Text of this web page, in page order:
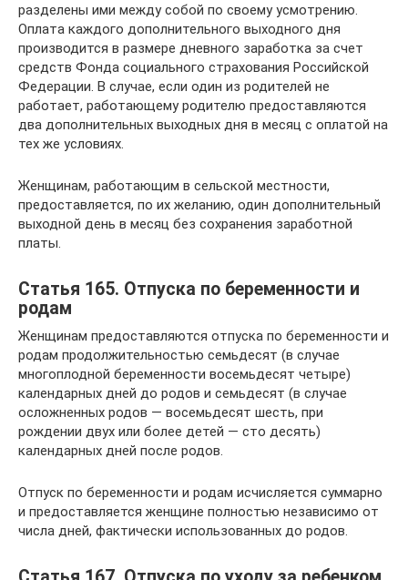
разделены ими между собой по своему усмотрению.
Оплата каждого дополнительного выходного дня
производится в размере дневного заработка за счет
средств Фонда социального страхования Российской
Федерации. В случае, если один из родителей не
работает, работающему родителю предоставляются
два дополнительных выходных дня в месяц с оплатой на
тех же условиях.
Женщинам, работающим в сельской местности,
предоставляется, по их желанию, один дополнительный
выходной день в месяц без сохранения заработной
платы.
Статья 165. Отпуска по беременности и
родам
Женщинам предоставляются отпуска по беременности и
родам продолжительностью семьдесят (в случае
многоплодной беременности восемьдесят четыре)
календарных дней до родов и семьдесят (в случае
осложненных родов — восемьдесят шесть, при
рождении двух или более детей — сто десять)
календарных дней после родов.
Отпуск по беременности и родам исчисляется суммарно
и предоставляется женщине полностью независимо от
числа дней, фактически использованных до родов.